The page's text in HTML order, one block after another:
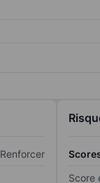
Renforcer
Score